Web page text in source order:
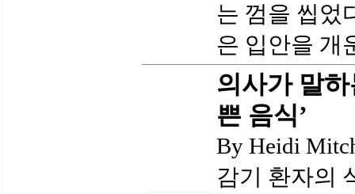
는 껌을 씹었
은 입안을 개
의사가 말
쁜 음식’
By Heidi
감기 환자의